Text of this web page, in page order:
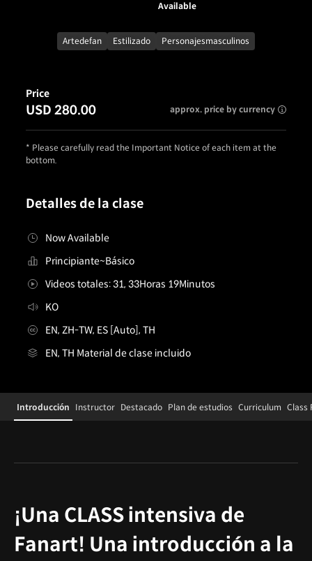
Available
Artedefan Estilizado Personajesmasculinos
Detalles de la clase
Now Available
Principiante~Básico
Videos totales: 31, 33Horas 19Minutos
KO
EN, ZH-TW, ES [Auto], TH
EN, TH Material de clase incluido
Price
USD 280.00 approx. price by currency
* Please carefully read the Important Notice of each item at the
bottom.
Details
Configuration Information Shortcuts
Introducción Instructor Destacado Plan de estudios Curriculum Class
¡Una CLASS intensiva de
Fanart! Una introducción a la